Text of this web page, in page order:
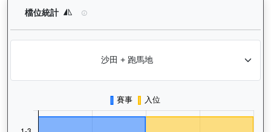
檔位統計 歡樂飛駒（J496）— 檔位統計分析：查看馬匹